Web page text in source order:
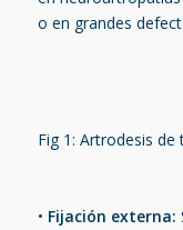
o en grandes
Fig 1: Artrodesis
• Fijación externa: